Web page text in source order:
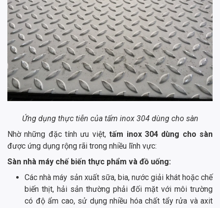
Ứng dụng thực tiễn của tấm inox 304 dùng cho sàn
Nhờ những đặc tính ưu việt,tấm inox 304 dùng cho sàn
được ứng dụng rộng rãi trong nhiều lĩnh vực:
Sàn nhà máy chế biến thực phẩm và đồ uống:
Các nhà máy sản xuất sữa, bia, nước giải khát hoặc chế
biến thịt, hải sản thường phải đối mặt với môi trường
có độ ẩm cao, sử dụng nhiều hóa chất tẩy rửa và axit